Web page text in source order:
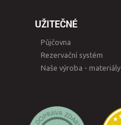
UŽITEČNÉ
Půjčovna
Rezervační systém
Naše výroba - materiály